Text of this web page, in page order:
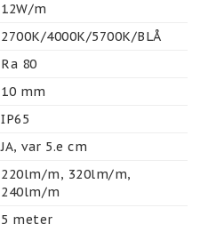
12W/m
2700K/4000K/5700K/BLÅ
Ra 80
10 mm
IP65
JA, var 5.e cm
220lm/m, 320lm/m,
240lm/m
5 meter